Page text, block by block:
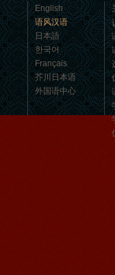
无锡语风汉语优秀汉语
English
语风汉语
日本語
한국어
Français
芥川日本语
外国语中心